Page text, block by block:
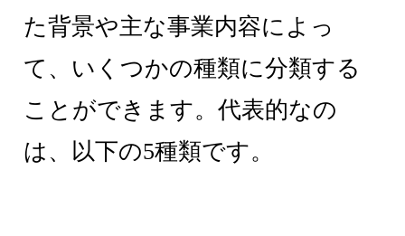
た背景や主な事業内容によっ
て、いくつかの種類に分類する
ことができます。代表的なの
は、以下の5種類です。